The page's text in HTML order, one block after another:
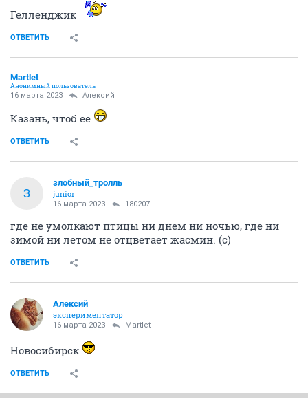
Гелленджик
ОТВЕТИТЬ
Мartlet
Анонимный пользователь
16 марта 2023 Алексий
Казань, чтоб ее
ОТВЕТИТЬ
З
злобный_тролль
junior
16 марта 2023 180207
где не умолкают птицы ни днем ни ночью, где ни
зимой ни летом не отцветает жасмин. (с)
ОТВЕТИТЬ
Алексий
экспериментатор
16 марта 2023 Мartlet
Новосибирск
ОТВЕТИТЬ